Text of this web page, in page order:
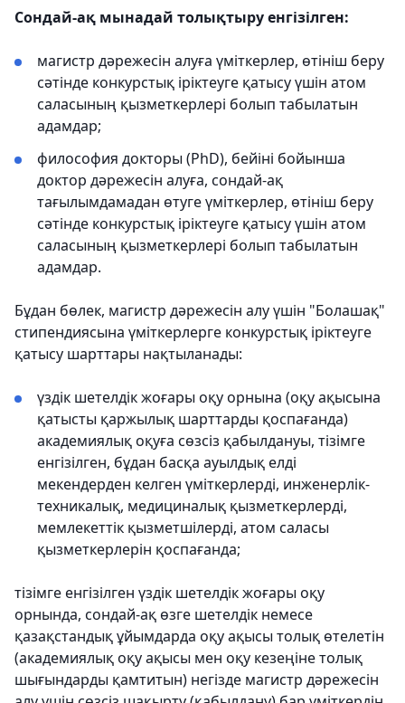
Сондай-ақ мынадай толықтыру енгізілген:
магистр дәрежесін алуға үміткерлер, өтініш беру
сәтінде конкурстық іріктеуге қатысу үшін атом
саласының қызметкерлері болып табылатын
адамдар;
философия докторы (PhD), бейіні бойынша
доктор дәрежесін алуға, сондай-ақ
тағылымдамадан өтуге үміткерлер, өтініш беру
сәтінде конкурстық іріктеуге қатысу үшін атом
саласының қызметкерлері болып табылатын
адамдар.
Бұдан бөлек, магистр дәрежесін алу үшін "Болашақ"
стипендиясына үміткерлерге конкурстық іріктеуге
қатысу шарттары нақтыланады:
үздік шетелдік жоғары оқу орнына (оқу ақысына
қатысты қаржылық шарттарды қоспағанда)
академиялық оқуға сөзсіз қабылдануы, тізімге
енгізілген, бұдан басқа ауылдық елді
мекендерден келген үміткерлерді, инженерлік-
техникалық, медициналық қызметкерлерді,
мемлекеттік қызметшілерді, атом саласы
қызметкерлерін қоспағанда;
тізімге енгізілген үздік шетелдік жоғары оқу
орнында, сондай-ақ өзге шетелдік немесе
қазақстандық ұйымдарда оқу ақысы толық өтелетін
(академиялық оқу ақысы мен оқу кезеңіне толық
шығындарды қамтитын) негізде магистр дәрежесін